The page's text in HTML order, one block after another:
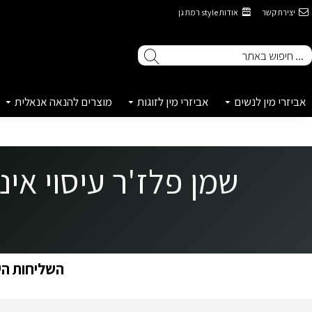
יצירת קשר אודות style רמת גן
אביזרי מין לנשים אביזרי מין לזוגות מוצרים להנאה אנאלית
השליחות